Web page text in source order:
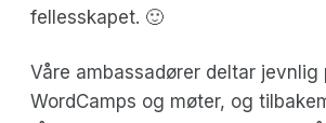
fellesskapet. 🙂
Våre ambassadører deltar jevnlig
WordCamps og møter, og